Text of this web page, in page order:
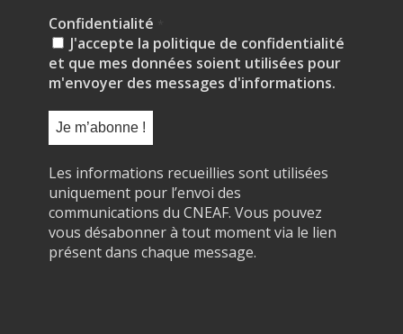
Confidentialité
J'accepte la politique de confidentialité
et que mes données soient utilisées pour
m'envoyer des messages d'informations.
Les informations recueillies sont utilisées
uniquement pour l’envoi des
communications du CNEAF. Vous pouvez
vous désabonner à tout moment via le lien
présent dans chaque message.